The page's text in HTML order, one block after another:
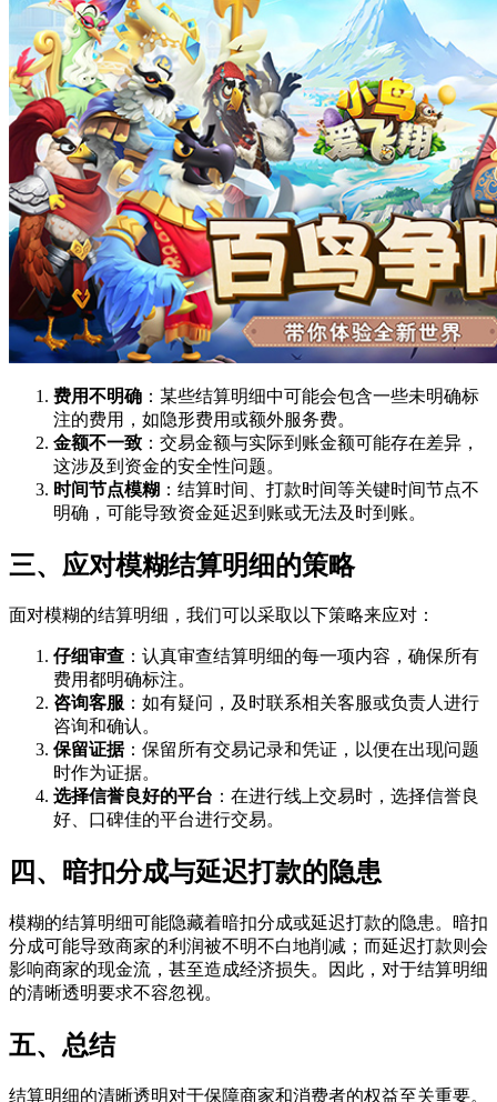
费用不明确 ：某些结算明细中可能会包含一些未明确标
注的费用，如隐形费用或额外服务费。
金额不一致 ：交易金额与实际到账金额可能存在差异，
这涉及到资金的安全性问题。
时间节点模糊 ：结算时间、打款时间等关键时间节点不
明确，可能导致资金延迟到账或无法及时到账。
三、应对模糊结算明细的策略
面对模糊的结算明细，我们可以采取以下策略来应对：
仔细审查 ：认真审查结算明细的每一项内容，确保所有
费用都明确标注。
咨询客服 ：如有疑问，及时联系相关客服或负责人进行
咨询和确认。
保留证据：保留所有交易记录和凭证，以便在出现问题
时作为证据。
选择信誉良好的平台 ：在进行线上交易时，选择信誉良
好、口碑佳的平台进行交易。
四、暗扣分成与延迟打款的隐患
模糊的结算明细可能隐藏着暗扣分成或延迟打款的隐患。暗扣
分成可能导致商家的利润被不明不白地削减；而延迟打款则会
影响商家的现金流，甚至造成经济损失。因此，对于结算明细
的清晰透明要求不容忽视。
五、总结
结算明细的清晰透明对于保障商家和消费者的权益至关重要。